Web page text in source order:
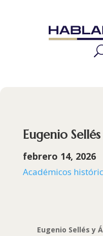
Eugenio
febrero 14, 2026
Académicos
Eugenio Sellés y